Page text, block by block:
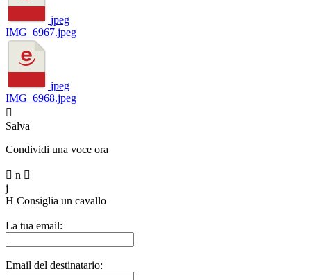
jpeg
IMG_6967.jpeg
jpeg
IMG_6968.jpeg

Salva
Condividi una voce ora
 n 
j
H Consiglia un cavallo
La tua email:
Email del destinatario: